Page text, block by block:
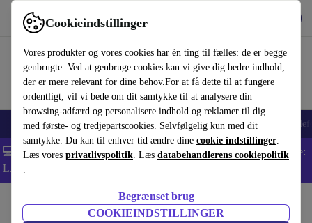
Cookieindstillinger
Vores produkter og vores cookies har én ting til fælles: de er begge
genbrugte. Ved at genbruge cookies kan vi give dig bedre indhold,
der er mere relevant for dine behov.For at få dette til at fungere
ordentligt, vil vi bede om dit samtykke til at analysere din
browsing-adfærd og personalisere indhold og reklamer til dig –
med første- og tredjepartscookies. Selvfølgelig kun med dit
samtykke. Du kan til enhver tid ændre dine cookie indstillinger.
Læs vores privatlivspolitik. Læs databehandlerens cookiepolitik
.
Begrænset brug
COOKIEINDSTILLINGER
Brug refurbed hurtigt og nemt
Smartphones Bærbare Tablets Smartwatches Tilbehør
💻 Ekstra 5% rabat på alle MacBooks og bærbare computere - Kode:
LAPTOP5 -
Barnevogne & Klapvogne